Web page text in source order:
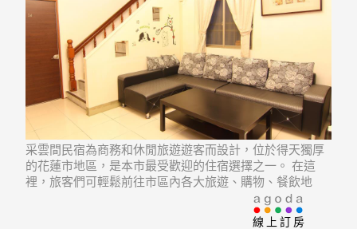
采雲間民宿為商務和休閒旅遊遊客而設計，位於得天獨厚
的花蓮市地區，是本市最受歡迎的住宿選擇之一。 在這
裡，旅客們可輕鬆前往市區內各大旅遊、購物、餐飲地
點。 飯店位置優越讓遊人前往市區內的熱門景點變得方便
線上訂房